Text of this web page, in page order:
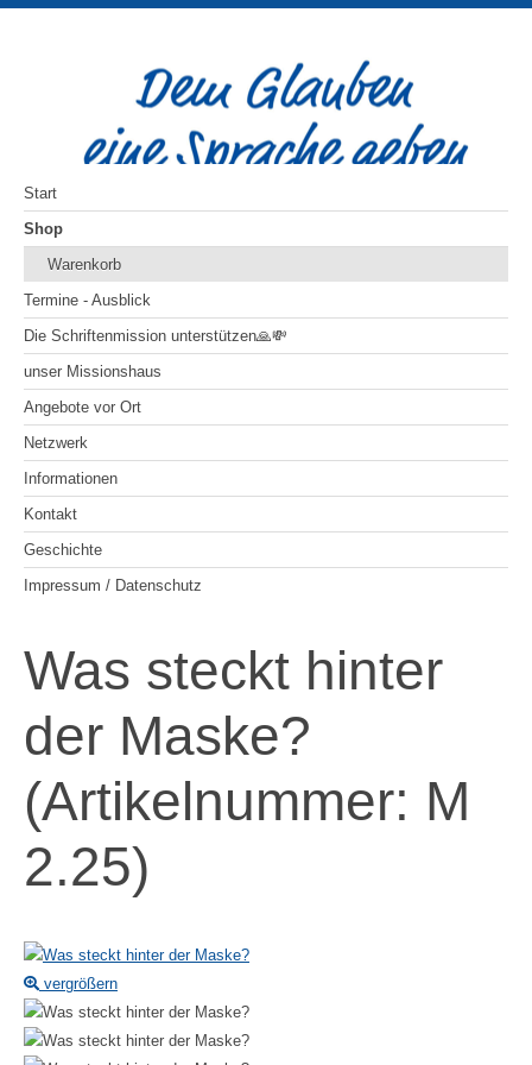
Start
Shop
Warenkorb
Termine - Ausblick
Die Schriftenmission unterstützen🙏💸
unser Missionshaus
Angebote vor Ort
Netzwerk
Informationen
Kontakt
Geschichte
Impressum / Datenschutz
Was steckt hinter
der Maske?
(Artikelnummer: M
2.25)
vergrößern